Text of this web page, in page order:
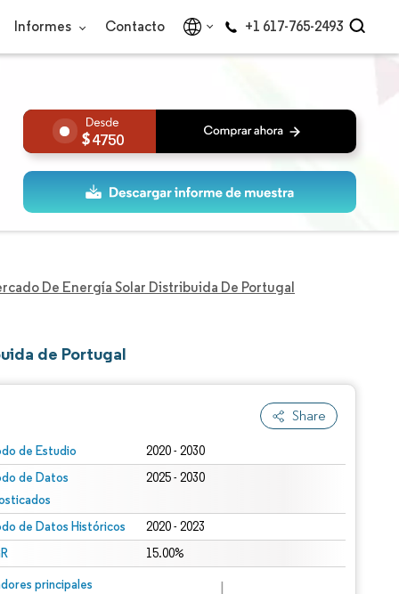
Informes Contacto +1 617-765-2493
4750
De Energía Solar Distribuida De Portugal
de Portugal
Share
de Estudio 2020 - 2030
de Datos
2025 - 2030
de Datos Históricos 2020 - 2023
15.00%
principales